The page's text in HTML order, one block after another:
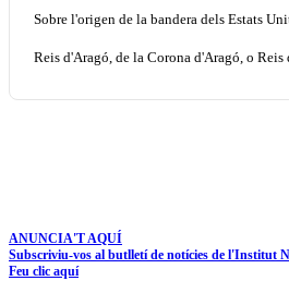
Sobre l'origen de la bandera dels Estats
Reis d'Aragó, de la Corona d'Aragó, o Reis
ANUNCIA'T AQUÍ
Subscriviu-vos al butlletí de notícies de l'Institut
Feu clic aquí